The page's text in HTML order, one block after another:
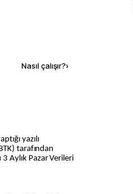
Nasıl çalışır?›
yazılı
tarafından
Aylık Pazar Verileri